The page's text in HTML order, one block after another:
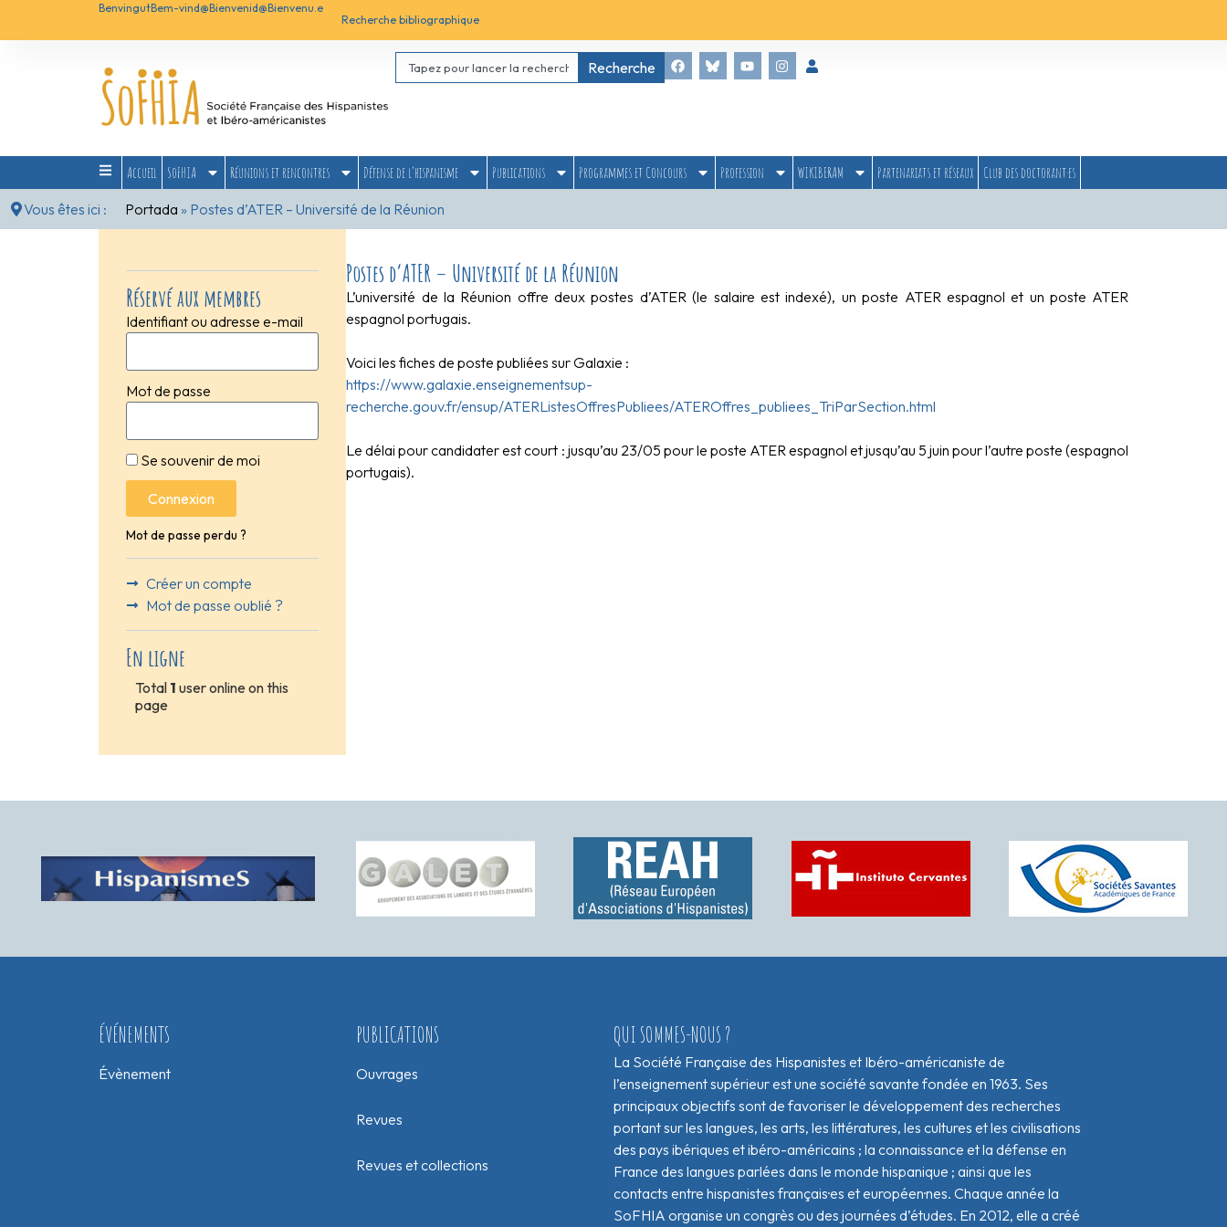
BenvingutBem-vind@Bienvenid@Bienvenu.e
Recherche bibliographique
Recherche
Accueil SoFHIA Réunions et rencontres Défense de l’hispanisme Publications Programmes et Concours Profession WIKIBERAM Partenariats et réseaux
Club des doctorant·es
Vous êtes ici :
Portada » Postes d’ATER – Université de la Réunion
Réservé aux membres
Identifiant ou adresse e-mail
Mot de passe
Se souvenir de moi
Connexion
Mot de passe perdu ?
Créer un compte
Mot de passe oublié ?
En ligne
Total 1 user online on this
page
Postes d’ATER – Université de la Réunion
L’université de la Réunion offre deux postes d’ATER (le salaire est indexé), un poste ATER espagnol et un poste ATER
espagnol portugais.
Voici les fiches de poste publiées sur Galaxie :
https://www.galaxie.enseignementsup-
recherche.gouv.fr/ensup/ATERListesOffresPubliees/ATEROffres_publiees_TriParSection.html
Le délai pour candidater est court : jusqu’au 23/05 pour le poste ATER espagnol et jusqu’au 5 juin pour l’autre poste (espagnol
portugais).
ÉVÉNEMENTS
Évènement
PUBLICATIONS
Ouvrages
Revues
Revues et collections
QUI SOMMES-NOUS ?
La Société Française des Hispanistes et Ibéro-américaniste de
l’enseignement supérieur est une société savante fondée en 1963. Ses
principaux objectifs sont de favoriser le développement des recherches
portant sur les langues, les arts, les littératures, les cultures et les civilisations
des pays ibériques et ibéro-américains ; la connaissance et la défense en
France des langues parlées dans le monde hispanique ; ainsi que les
contacts entre hispanistes français·es et européen·nes. Chaque année la
SoFHIA organise un congrès ou des journées d’études. En 2012, elle a créé